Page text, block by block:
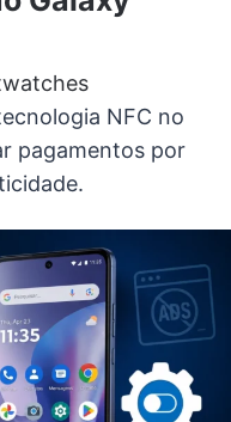
NFC no
pagamentos por